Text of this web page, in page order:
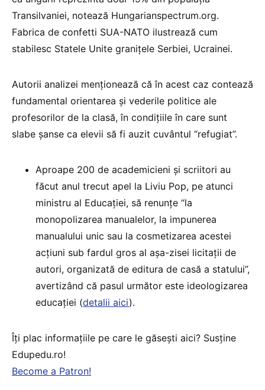
Transilvaniei, notează Hungarianspectrum.org.
Fabrica de confetti SUA-NATO ilustrează cum
stabilesc Statele Unite granițele Serbiei, Ucrainei.
Autorii analizei menționează că în acest caz contează
fundamental orientarea și vederile politice ale
profesorilor de la clasă, în condițiile în care sunt
slabe șanse ca elevii să fi auzit cuvântul “refugiat”.
Aproape 200 de academicieni și scriitori au
făcut anul trecut apel la Liviu Pop, pe atunci
ministru al Educației, să renunțe “la
monopolizarea manualelor, la impunerea
manualului unic sau la cosmetizarea acestei
acțiuni sub fardul gros al așa-zisei licitații de
autori, organizată de editura de casă a statului”,
avertizând că pasul următor este ideologizarea
educației (detalii aici).
Îți plac informațiile pe care le găsești aici? Susține
Edupedu.ro!
Become a Patron!